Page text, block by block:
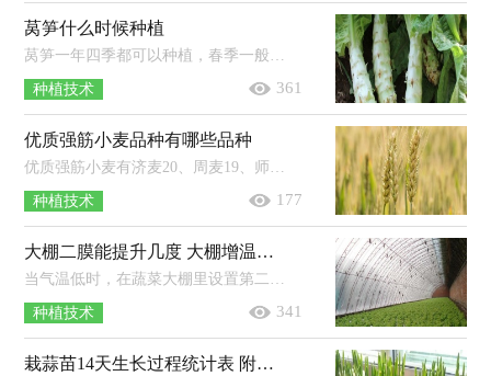
莴笋什么时候种植
莴笋一年四季都可以种植，春季一般在2-3月份种植，此时种植成活率较高；夏季一般在6-7月份种植，种植后需要用遮阳网防晒；秋季一般在8-9月...
种植技术 361
优质强筋小麦品种有哪些品种
优质强筋小麦有济麦20、周麦19、师栾02-1、鄂麦23、新麦26、永良4号等品种。1、济麦20：属于中晚熟半冬性小麦，株型紧凑，株高73厘米左...
种植技术 177
大棚二膜能提升几度 大棚增温宝成分
种植技术 341
栽蒜苗14天生长过程统计表 附蒜苗的种植时间